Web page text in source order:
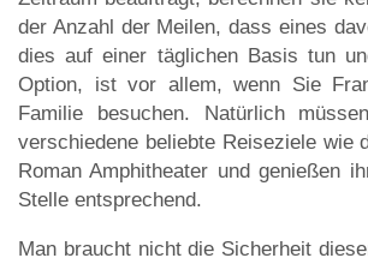
der Anzahl der Meilen, dass eines
dies auf einer täglichen Basis tun
Option, ist vor allem, wenn Sie
Familie besuchen. Natürlich
verschiedene beliebte Reiseziele wie
Roman Amphitheater und genießen
Stelle entsprechend.
Man braucht nicht die Sicherheit